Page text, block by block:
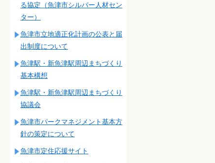
る協定（魚津市シルバー人材セン
ター）
魚津市立地適正化計画の公表と届
出制度について
魚津駅・新魚津駅周辺まちづくり
基本構想
魚津駅・新魚津駅周辺まちづくり
協議会
魚津市パークマネジメント基本方
針の策定について
魚津市定住応援サイト